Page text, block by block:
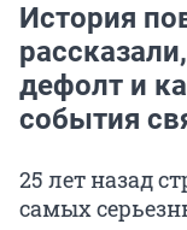
История
дефолт и
события
25 лет назад
самых